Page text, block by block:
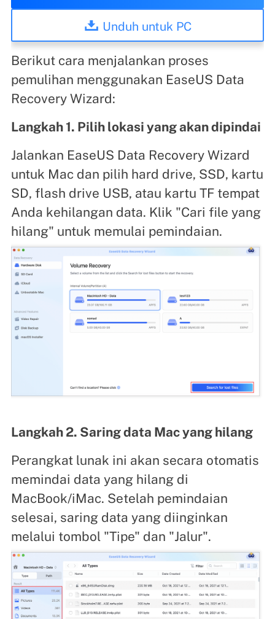
Unduh untuk PC
Berikut cara menjalankan proses
pemulihan menggunakan EaseUS Data
Recovery Wizard:
Langkah 1. Pilih lokasi yang akan dipindai
Jalankan EaseUS Data Recovery Wizard
untuk Mac dan pilih hard drive, SSD, kartu
SD, flash drive USB, atau kartu TF tempat
Anda kehilangan data. Klik "Cari file yang
hilang" untuk memulai pemindaian.
Langkah 2. Saring data Mac yang hilang
Perangkat lunak ini akan secara otomatis
memindai data yang hilang di
MacBook/iMac. Setelah pemindaian
selesai, saring data yang diinginkan
melalui tombol "Tipe" dan "Jalur".